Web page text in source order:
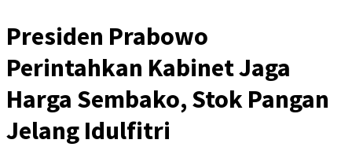
Presiden Prabowo
Perintahkan Kabinet Jaga
Harga Sembako, Stok Pangan
Jelang Idulfitri